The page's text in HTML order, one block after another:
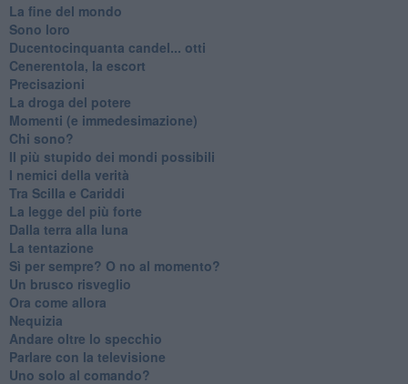
La fine del mondo
Sono loro
Ducentocinquanta candel... otti
Cenerentola, la escort
Precisazioni
La droga del potere
Momenti (e immedesimazione)
Chi sono?
Il più stupido dei mondi possibili
I nemici della verità
Tra Scilla e Cariddi
La legge del più forte
Dalla terra alla luna
La tentazione
​Sì per sempre? O no al momento?
Un brusco risveglio
Ora come allora
Nequizia
Andare oltre lo specchio
Parlare con la televisione
Uno solo al comando?